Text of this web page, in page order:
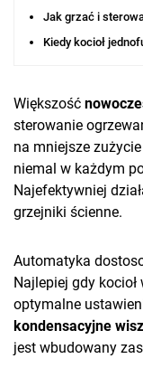
Jak grzać i
Kiedy kocioł
Większość
sterowanie
na mniejsze
niemal w każdym
Najefektywniej
grzejniki ścienne.
Automatyka
Najlepiej gdy
optymalne
kondensacyjne
jest wbudowany